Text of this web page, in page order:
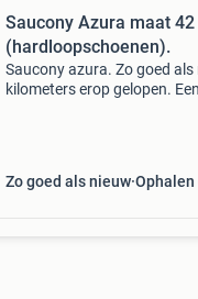
Saucony Azura maat 42
(hardloopschoenen).
Saucony azura. Zo goed als
kilometers erop gelopen.
Zo goed als nieuw Ophalen